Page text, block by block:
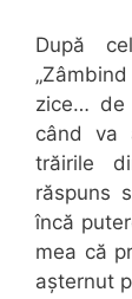
După
zice… de
când va
trăirile
răspuns
încă
mea că
așternut